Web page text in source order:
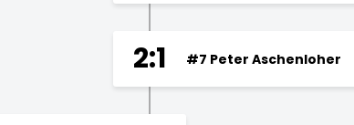
2:1 #7 Peter Aschenloher